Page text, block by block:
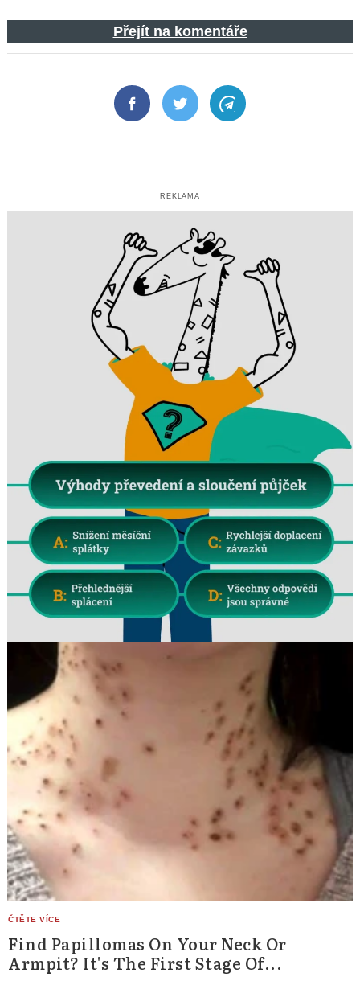
Přejít na komentáře
FacebookTwitter Telegram
REKLAMA
Find Papillomas On Your Neck Or
Armpit? It's The First Stage Of...